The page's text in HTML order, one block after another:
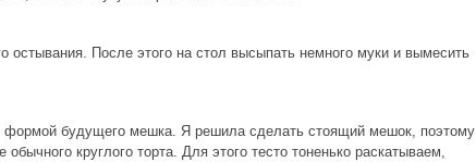
остывания. После этого на стол высыпать немного муки и вымесить
формой будущего мешка. Я решила сделать стоящий мешок, поэтому
обычного круглого торта. Для этого тесто тоненько раскатываем,